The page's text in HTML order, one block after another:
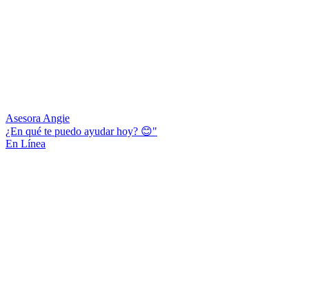
Asesora Angie
¿En qué te puedo ayudar hoy? 😊"
En Línea